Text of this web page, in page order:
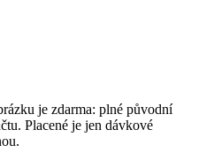
je zdarma: plné původní
Placené je jen dávkové